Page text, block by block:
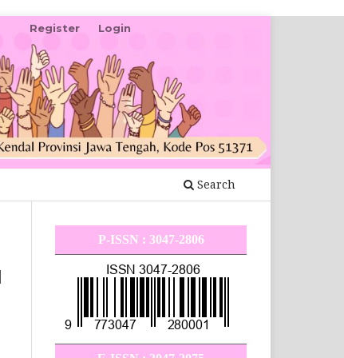
Search
Register Login
P-ISSN : 3047-2806